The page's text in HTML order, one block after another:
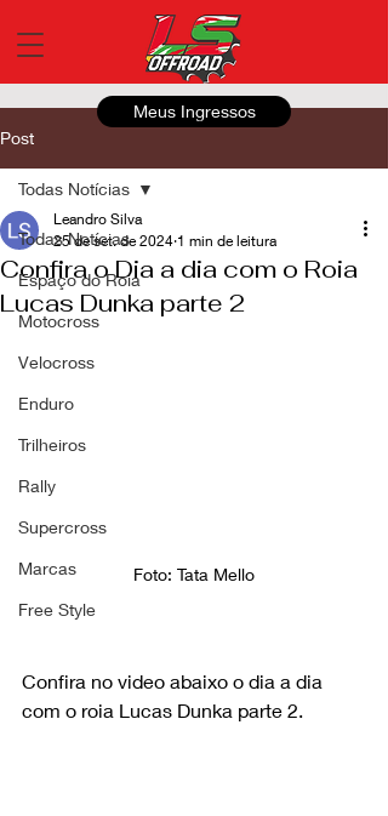
Meus Ingressos
Post
Todas Notícias
Espaço do Roia
Motocross
Velocross
Enduro
Trilheiros
Rally
Supercross
Marcas
Free Style
Todas Notícias
Confira o Dia a dia com o Roia
Lucas Dunka parte 2
Leandro Silva
25 de set. de 2024 1 min de leitura
Foto: Tata Mello
Confira no video abaixo o dia a dia
com o roia Lucas Dunka parte 2.